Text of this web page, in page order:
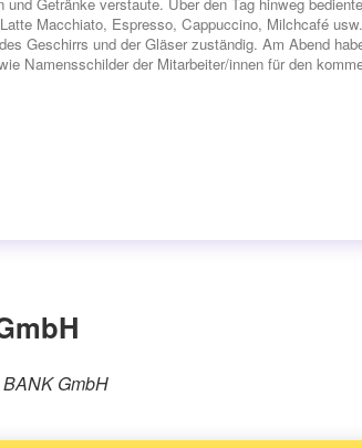
und Getränke verstaute. Über den Tag hinweg
Macchiato, Espresso, Cappuccino, Milchcafé
Geschirrs und der Gläser zuständig. Am Abend
Namensschilder der Mitarbeiter/innen für den
GmbH